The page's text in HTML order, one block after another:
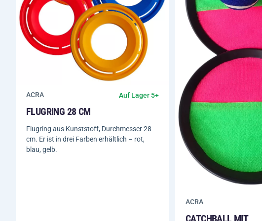
ACRA Auf Lager 5+
FLUGRING 28 CM
Flugring aus Kunststoff, Durchmesser 28
cm. Er ist in drei Farben erhältlich – rot,
blau, gelb.
ACRA
CATCHBALL MIT